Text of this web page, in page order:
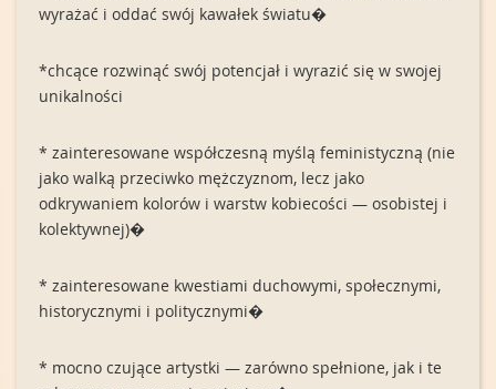
wyrażać i oddać swój kawałek światu�
*chcące rozwinąć swój potencjał i wyrazić się w swojej
unikalności
* zainteresowane współczesną myślą feministyczną (nie
jako walką przeciwko mężczyznom, lecz jako
odkrywaniem kolorów i warstw kobiecości — osobistej i
kolektywnej)�
* zainteresowane kwestiami duchowymi, społecznymi,
historycznymi i politycznymi�
* mocno czujące artystki — zarówno spełnione, jak i te